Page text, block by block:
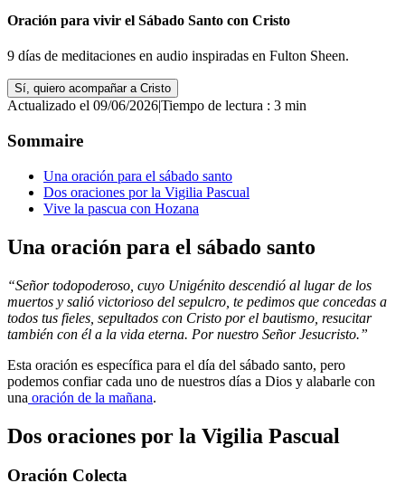
Oración para vivir el Sábado Santo con Cristo
9 días de meditaciones en audio inspiradas en Fulton Sheen.
Sí, quiero acompañar a Cristo
Actualizado el 09/06/2026|Tiempo de lectura : 3 min
Sommaire
Una oración para el sábado santo
Dos oraciones por la Vigilia Pascual
Vive la pascua con Hozana
Una oración para el sábado santo
“Señor todopoderoso, cuyo Unigénito descendió al lugar de los
muertos y salió victorioso del sepulcro, te pedimos que concedas a
todos tus fieles, sepultados con Cristo por el bautismo, resucitar
también con él a la vida eterna. Por nuestro Señor Jesucristo.”
Esta oración es específica para el día del sábado santo, pero
podemos confiar cada uno de nuestros días a Dios y alabarle con
una oración de la mañana.
Dos oraciones por la Vigilia Pascual
Oración Colecta